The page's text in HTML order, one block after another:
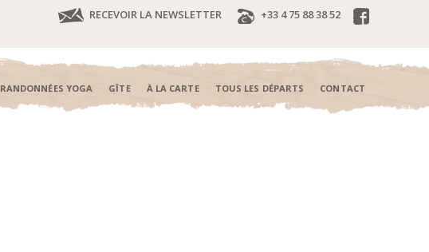
RECEVOIR LA NEWSLETTER +33 4 75 88 38 52
RANDONNÉES YOGA GÎTE À LA CARTE TOUS LES DÉPARTS CONTACT